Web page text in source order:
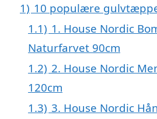
1) 10 populære
1.1) 1. House Nordic
Naturfarvet 90cm
1.2) 2. House Nordic
120cm
1.3) 3. House Nordic